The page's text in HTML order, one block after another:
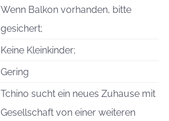
Wenn Balkon vorhanden, bitte
gesichert;
Keine Kleinkinder;
Gering
Tchino sucht ein neues Zuhause mit
Gesellschaft von einer weiteren